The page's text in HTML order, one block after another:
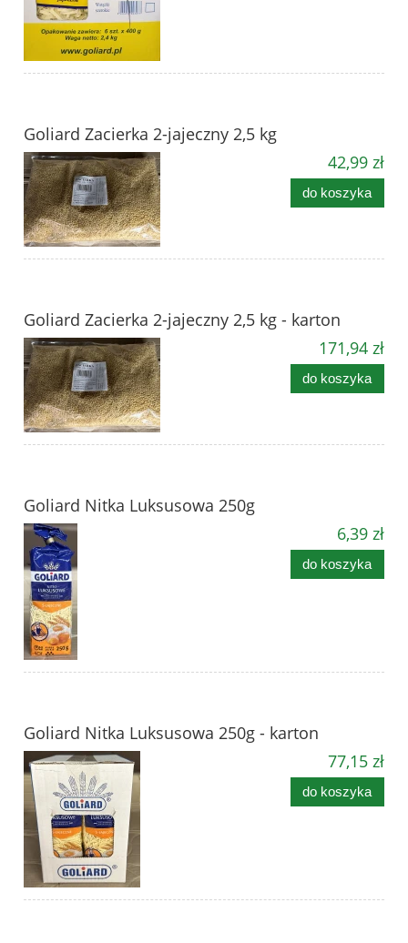
Goliard Zacierka 2-jajeczny 2,5 kg
42,99 zł
do koszyka
Goliard Zacierka 2-jajeczny 2,5 kg - karton
171,94 zł
do koszyka
Goliard Nitka Luksusowa 250g
6,39 zł
do koszyka
Goliard Nitka Luksusowa 250g - karton
77,15 zł
do koszyka